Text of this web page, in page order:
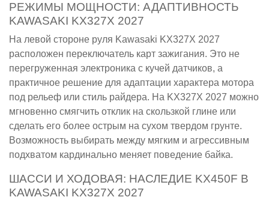
РЕЖИМЫ МОЩНОСТИ: АДАПТИВНОСТЬ
KAWASAKI KX327X 2027
На левой стороне руля Kawasaki KX327X 2027
расположен переключатель карт зажигания. Это не
перегруженная электроника с кучей датчиков, а
практичное решение для адаптации характера мотора
под рельеф или стиль райдера. На KX327X 2027 можно
мгновенно смягчить отклик на скользкой глине или
сделать его более острым на сухом твердом грунте.
Возможность выбирать между мягким и агрессивным
подхватом кардинально меняет поведение байка.
ШАССИ И ХОДОВАЯ: НАСЛЕДИЕ KX450F В
KAWASAKI KX327X 2027